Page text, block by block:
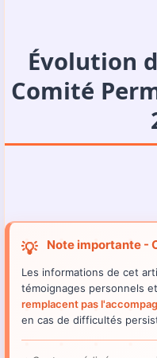
Évolution
Comité
💡 Note importante -
Les informations de cet
témoignages personnels
remplacent pas
en cas de difficultés